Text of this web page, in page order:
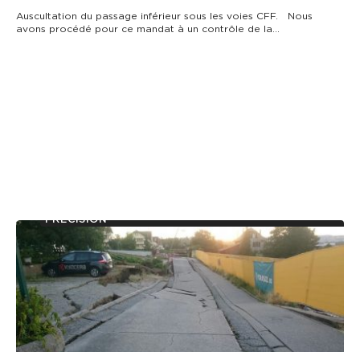
Auscultation du passage inférieur sous les voies CFF. Nous
avons procédé pour ce mandat à un contrôle de la…
PRÉCISION